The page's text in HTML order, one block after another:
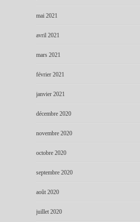
mai 2021
avril 2021
mars 2021
février 2021
janvier 2021
décembre 2020
novembre 2020
octobre 2020
septembre 2020
août 2020
juillet 2020